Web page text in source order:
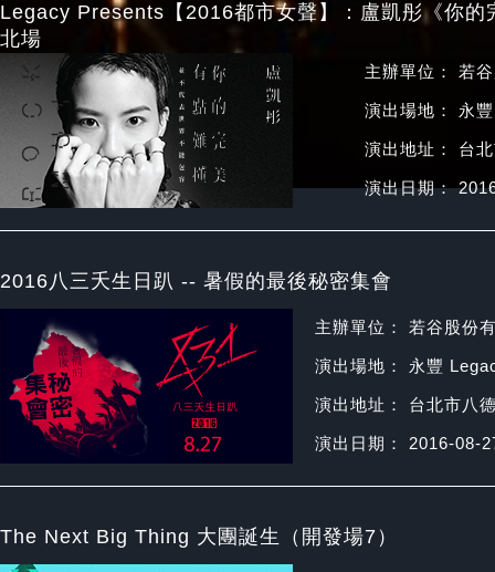
Legacy Presents【2016都市女聲】：盧凱彤《你的
北場
主辦單位： 若
演出場地： 永
演出地址： 台
演出日期：
​​2016八三夭生日趴 -- 暑假的最後秘密集會
主辦單位： 若谷股份
演出場地： 永豐
演出地址： 台北市八
演出日期： 2016-08-
The Next Big Thing 大團誕生（開發場7）